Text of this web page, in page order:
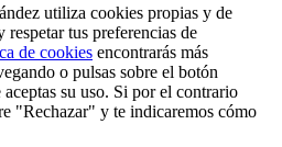
utiliza cookies propias y de
respetar tus preferencias de
de cookies encontrarás más
o pulsas sobre el botón
su uso. Si por el contrario
"Rechazar" y te indicaremos cómo